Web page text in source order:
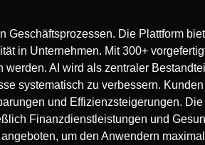
Die Plattform
in Unternehmen. Mit 300+
AI wird als zentraler
systematisch zu verbessern.
und Effizienzsteigerungen.
Finanzdienstleistungen und
um den Anwendern